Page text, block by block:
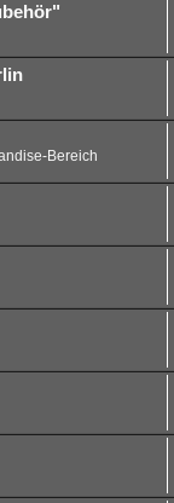
Bereich